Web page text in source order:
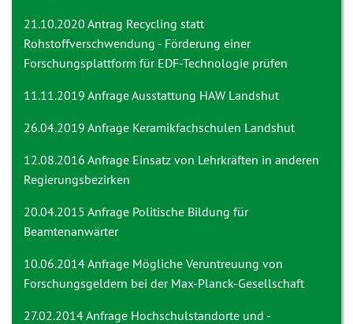
21.10.2020 Antrag Recycling statt
Rohstoffverschwendung - Förderung einer
Forschungsplattform für EDF-Technologie prüfen
11.11.2019 AnfrageAusstattung HAW Landshut
26.04.2019 Anfrage Keramikfachschulen Landshut
12.08.2016 Anfrage Einsatz von Lehrkräften in anderen
Regierungsbezirken
20.04.2015 Anfrage Politische Bildung für
Beamtenanwärter
10.06.2014 Anfrage Mögliche Veruntreuung von
Forschungsgeldern bei der Max-Planck-Gesellschaft
27.02.2014 Anfrage Hochschulstandorte und -